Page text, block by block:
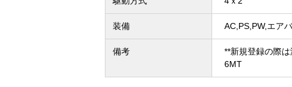
装備 AC,PS,PW,エア
備考
**新規登録の際
6MT